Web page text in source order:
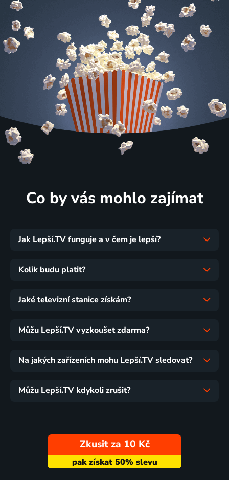
Co by vás mohlo zajímat
Jak Lepší.TV funguje a v čem je lepší?
Kolik budu platit?
Jaké televizní stanice získám?
Můžu Lepší.TV vyzkoušet zdarma?
Na jakých zařízeních mohu Lepší.TV sledovat?
Můžu Lepší.TV kdykoli zrušit?
Zkusit za 10 Kč